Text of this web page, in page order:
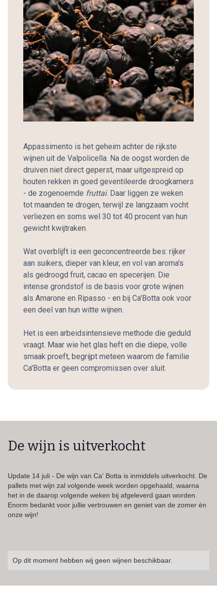
Appassimento is het geheim achter de rijkste
wijnen uit de Valpolicella. Na de oogst worden de
druiven niet direct geperst, maar uitgespreid op
houten rekken in goed geventileerde droogkamers
- de zogenoemde fruttai. Daar liggen ze weken
tot maanden te drogen, terwijl ze langzaam vocht
verliezen en soms wel 30 tot 40 procent van hun
gewicht kwijtraken.
Wat overblijft is een geconcentreerde bes: rijker
aan suikers, dieper van kleur, en vol van aroma's
als gedroogd fruit, cacao en specerijen. Die
intense grondstof is de basis voor grote wijnen
als Amarone en Ripasso - en bij Ca'Botta ook voor
een deel van hun witte wijnen.
Het is een arbeidsintensieve methode die geduld
vraagt. Maar wie het glas heft en die diepe, volle
smaak proeft, begrijpt meteen waarom de familie
Ca'Botta er geen compromissen over sluit.
De wijn is uitverkocht
Update 14 juli - De wijn van Ca' Botta is inmiddels uitverkocht. De
pallets met wijn zal volgende week worden opgehaald, waarna
het in de daarop volgende weken bij afgeleverd gaan worden.
Enorm bedankt voor jullie vertrouwen en geniet van de zomer èn
onze wijn!
Op dit moment hebben wij geen wijnen beschikbaar.